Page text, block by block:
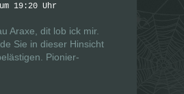
um 19:20 Uhr
Araxe, dit lob ick mir.
Sie in dieser Hinsicht
Pionier-